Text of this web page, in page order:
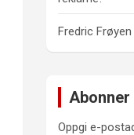
Fredric Frøyen
Oppgi e-